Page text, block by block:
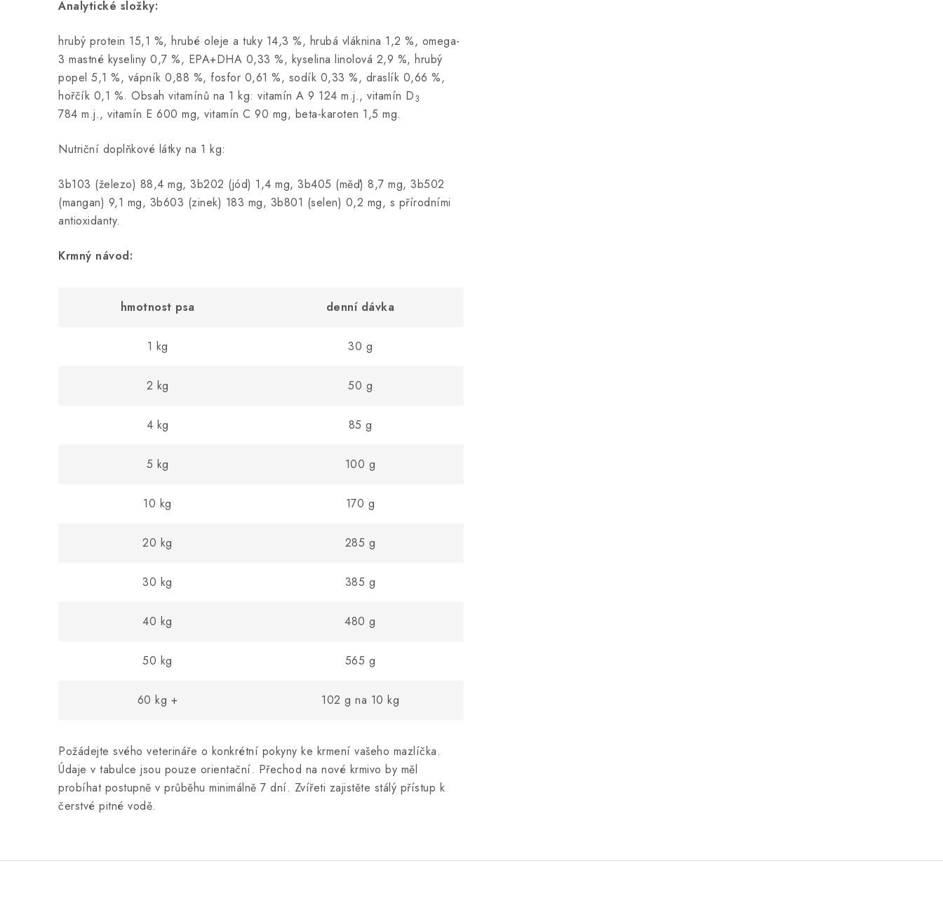
Analytické složky:
hrubý protein 15,1 %, hrubé oleje a tuky 14,3 %, hrubá vláknina 1,2 %, omega-
3 mastné kyseliny 0,7 %, EPA+DHA 0,33 %, kyselina linolová 2,9 %, hrubý
popel 5,1 %, vápník 0,88 %, fosfor 0,61 %, sodík 0,33 %, draslík 0,66 %,
hořčík 0,1 %. Obsah vitamínů na 1 kg: vitamín A 9 124 m.j., vitamín D3
784 m.j., vitamín E 600 mg, vitamín C 90 mg, beta-karoten 1,5 mg.
Nutriční doplňkové látky na 1 kg:
3b103 (železo) 88,4 mg, 3b202 (jód) 1,4 mg, 3b405 (měď) 8,7 mg, 3b502
(mangan) 9,1 mg, 3b603 (zinek) 183 mg, 3b801 (selen) 0,2 mg, s přírodními
antioxidanty.
Krmný návod:
hmotnost psa denní dávka
1 kg 30 g
2 kg 50 g
4 kg 85 g
5 kg 100 g
10 kg 170 g
20 kg 285 g
30 kg 385 g
40 kg 480 g
50 kg 565 g
60 kg + 102 g na 10 kg
Požádejte svého veterináře o konkrétní pokyny ke krmení vašeho mazlíčka.
Údaje v tabulce jsou pouze orientační. Přechod na nové krmivo by měl
probíhat postupně v průběhu minimálně 7 dní. Zvířeti zajistěte stálý přístup k
čerstvé pitné vodě.